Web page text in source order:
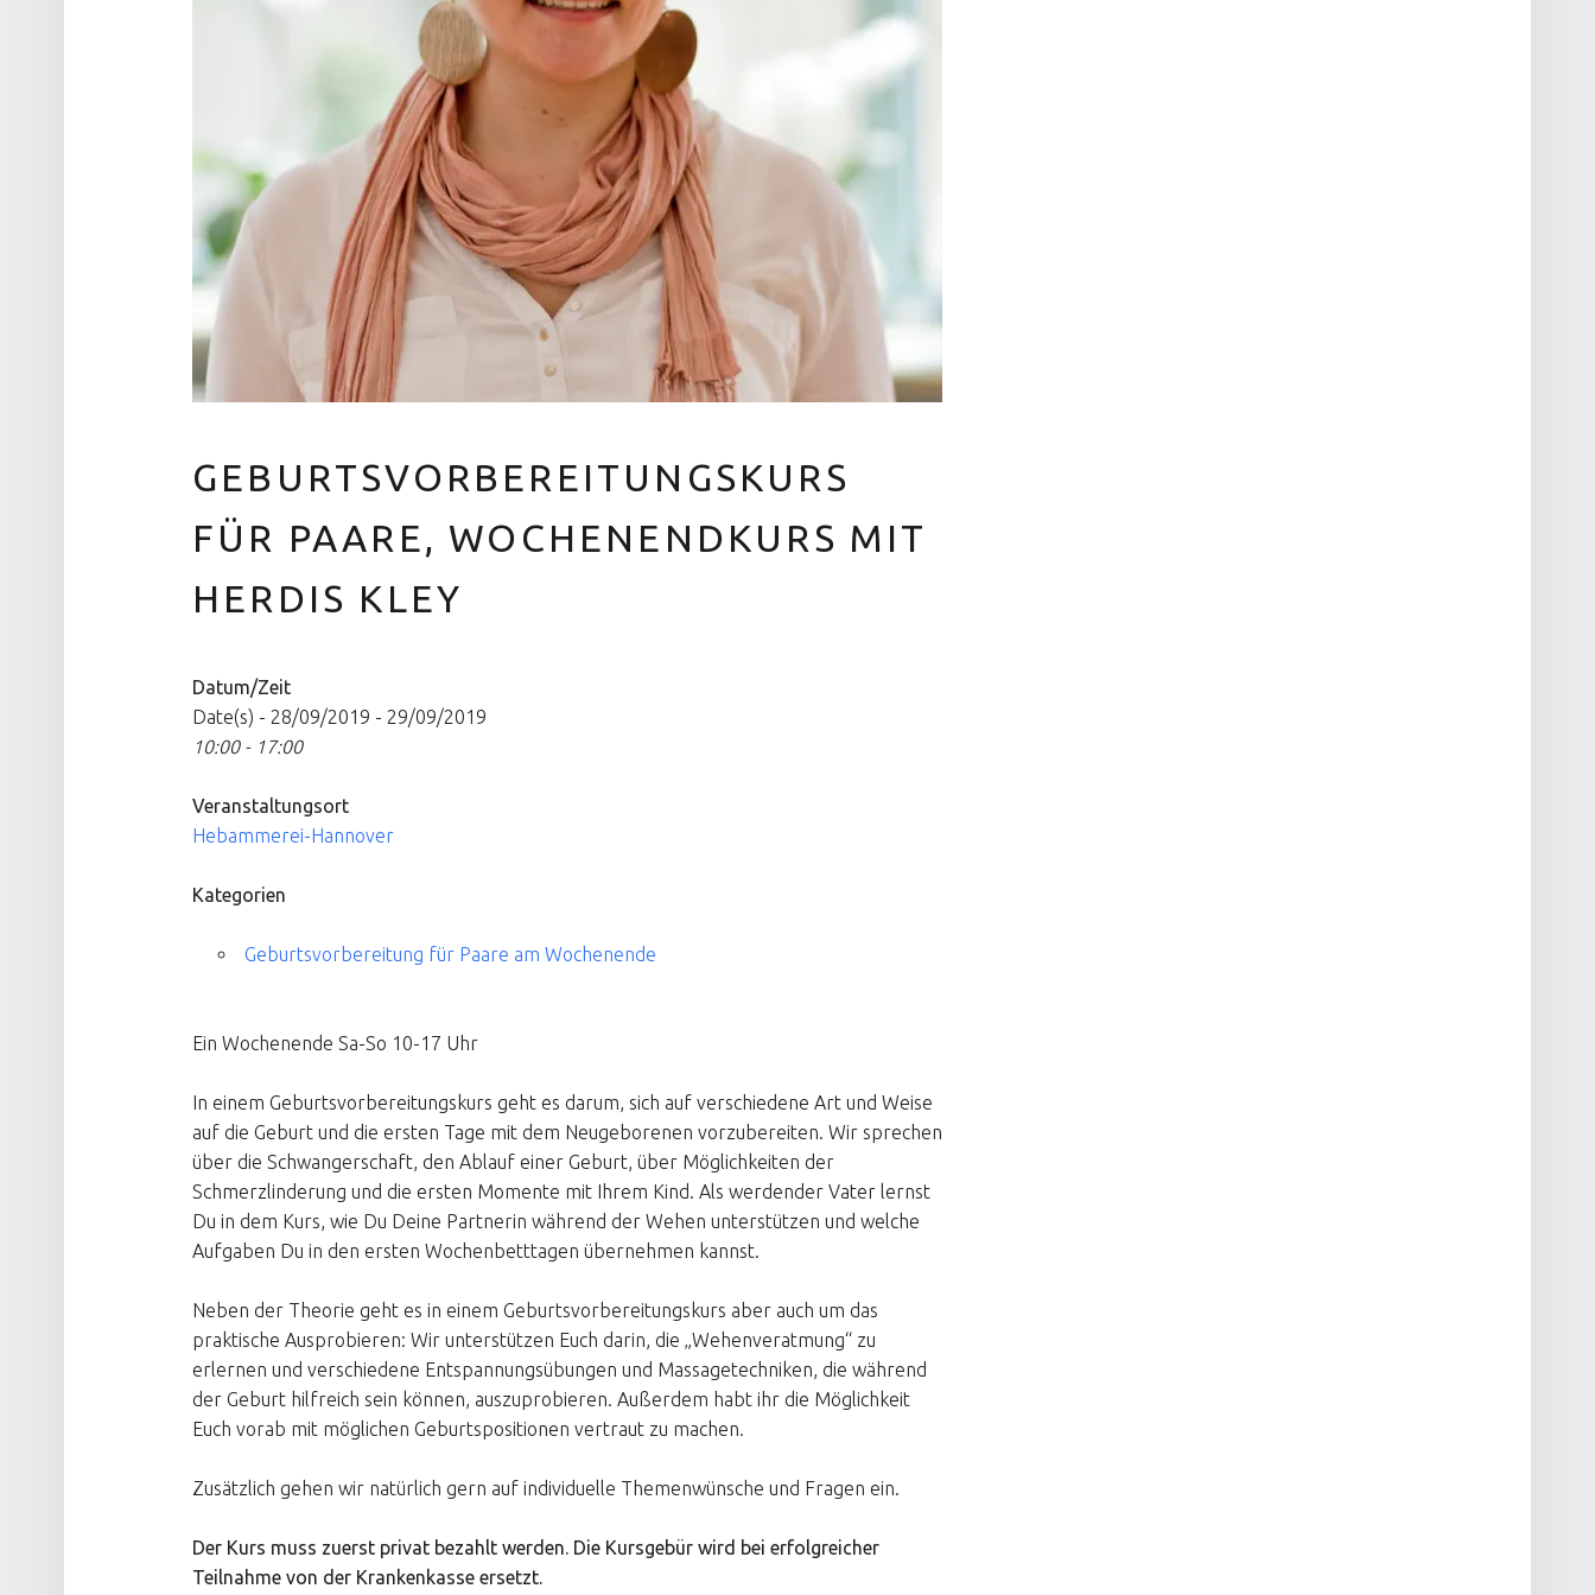
V
E
R
Euer Hebammen Team für Linden und ganz Hannover
GEBURTSVORBEREITUNGSKURS
FÜR PAARE, WOCHENENDKURS MIT
HERDIS KLEY
Datum/Zeit
Date(s) - 28/09/2019 - 29/09/2019
10:00 - 17:00
Veranstaltungsort
Hebammerei-Hannover
Kategorien
Geburtsvorbereitung für Paare am Wochenende
Ein Wochenende Sa-So 10-17 Uhr
In einem Geburtsvorbereitungskurs geht es darum, sich auf verschiedene Art und Weise
auf die Geburt und die ersten Tage mit dem Neugeborenen vorzubereiten. Wir sprechen
über die Schwangerschaft, den Ablauf einer Geburt, über Möglichkeiten der
Schmerzlinderung und die ersten Momente mit Ihrem Kind. Als werdender Vater lernst
Du in dem Kurs, wie Du Deine Partnerin während der Wehen unterstützen und welche
Aufgaben Du in den ersten Wochenbetttagen übernehmen kannst.
Neben der Theorie geht es in einem Geburtsvorbereitungskurs aber auch um das
praktische Ausprobieren: Wir unterstützen Euch darin, die „Wehenveratmung“ zu
erlernen und verschiedene Entspannungsübungen und Massagetechniken, die während
der Geburt hilfreich sein können, auszuprobieren. Außerdem habt ihr die Möglichkeit
Euch vorab mit möglichen Geburtspositionen vertraut zu machen.
Zusätzlich gehen wir natürlich gern auf individuelle Themenwünsche und Fragen ein.
Der Kurs muss zuerst privat bezahlt werden. Die Kursgebür wird bei erfolgreicher
Teilnahme von der Krankenkasse ersetzt.